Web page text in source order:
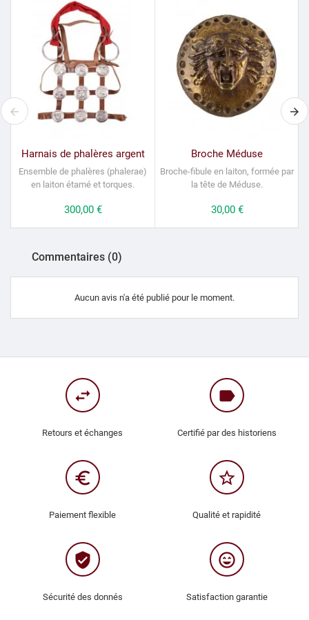
Harnais de phalères argent
Ensemble de phalères (phalerae)
en laiton étamé et torques.
Prix
300,00 €
Broche Méduse
Broche-fibule en laiton, formée par
la tête de Méduse.
Prix
30,00 €
Commentaires (0)
Aucun avis n'a été publié pour le moment.
swap_horiz
Retours et échanges
label
Certifié par des historiens
euro_symbol
Paiement flexible
star_border
Qualité et rapidité
verified_user
Sécurité des donnés
sentiment_very_satisfied
Satisfaction garantie